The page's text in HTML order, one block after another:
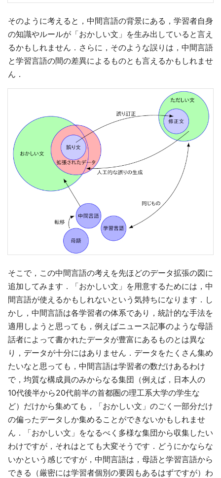
そのように考えると，中間言語の背景にある，学習者自身
の知識やルールが「おかしい文」を生み出していると言え
るかもしれません．さらに，そのような誤りは，中間言語
と学習言語の間の差異によるものとも言えるかもしれませ
ん．
そこで，この中間言語の考えを先ほどのデータ拡張の図に
追加してみます．「おかしい文」を用意するためには，中
間言語が使えるかもしれないという気持ちになります．し
かし，中間言語は各学習者の体系であり，統計的な手法を
適用しようと思っても，例えばニュース記事のような母語
話者によって書かれたデータが豊富にあるものとは異な
り，データが十分にはありません．データをたくさん集め
たいなと思っても，中間言語は学習者の数だけあるわけ
で，均質な構成員のみからなる集団（例えば，日本人の
10代後半から20代前半の首都圏の理工系大学の学生な
ど）だけから集めても，「おかしい文」のごく一部分だけ
の偏ったデータしか集めることができないかもしれませ
ん．「おかしい文」をなるべく多様な集団から収集したい
わけですが，それはとても大変そうです．どうにかならな
いかという感じですが，中間言語は，母語と学習言語から
できる（厳密には学習者個別の要因もあるはずですが）わ